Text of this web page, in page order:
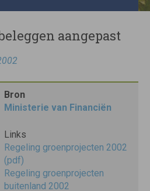
aangepast
Bron
Ministerie van Financiën
Links
Regeling groenprojecten 2002
(pdf)
Regeling groenprojecten
buitenland 2002